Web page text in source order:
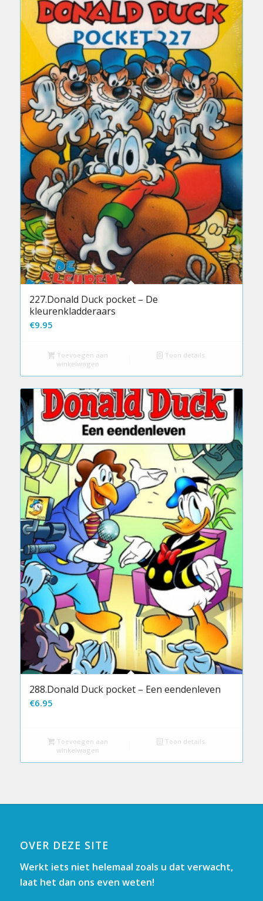
227.Donald Duck pocket – De
kleurenkladderaars
€9.95
Toevoegen aan
winkelwagen
Toon details
288.Donald Duck pocket – Een eendenleven
€6.95
Toevoegen aan
winkelwagen
Toon details
OVER DEZE SITE
Werkt iets niet helemaal zoals u dat verwacht,
laat het dan ons even weten!